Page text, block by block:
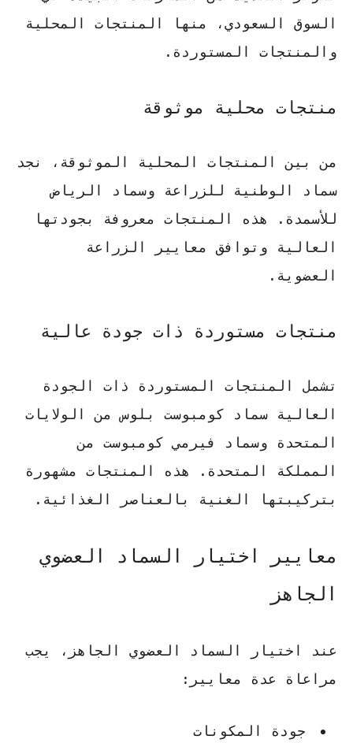
السوق السعودي، منها المنتجات المحلية
والمنتجات المستوردة.
منتجات محلية موثوقة
من بين المنتجات المحلية الموثوقة، نجد
سماد
الوطنية للزراعة وسماد
الرياض
للأسمدة . هذه المنتجات معروفة بجودتها
العالية وتوافق معايير الزراعة
العضوية.
منتجات مستوردة ذات جودة عالية
تشمل المنتجات المستوردة ذات الجودة
العالية سماد كومبوست بلوسمن الولايات
المتحدة وسماد
فيرمي كومبوست من
المملكة المتحدة. هذه المنتجات مشهورة
بتركيبتها الغنية بالعناصر الغذائية.
معايير اختيار السماد العضوي
الجاهز
عند اختيار السماد العضوي الجاهز، يجب
مراعاة عدة معايير:
جودة المكونات